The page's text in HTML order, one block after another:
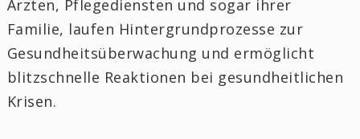
Ärzten, Pflegediensten und sogar ihrer
Familie, laufen Hintergrundprozesse zur
Gesundheitsüberwachung und ermöglicht
blitzschnelle Reaktionen bei gesundheitlichen
Krisen.